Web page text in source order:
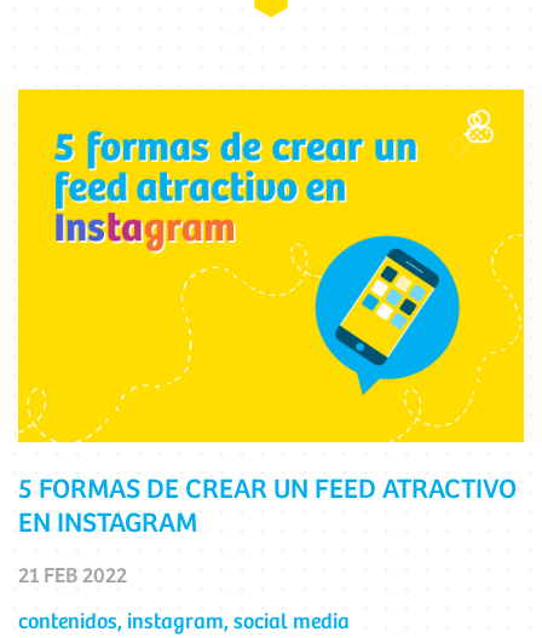
5 FORMAS DE CREAR UN FEED ATRACTIVO
EN INSTAGRAM
21 FEB 2022
contenidos, instagram, social media